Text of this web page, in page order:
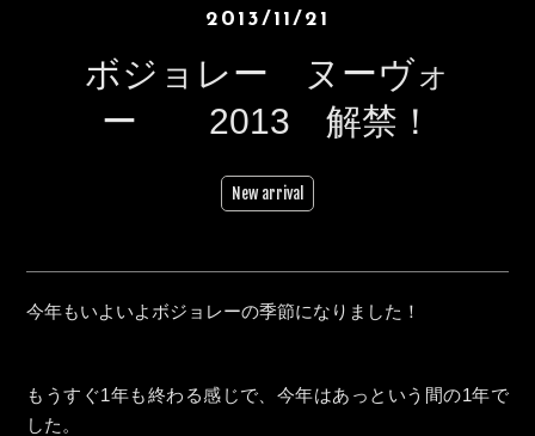
2013/11/21
ボジョレー ヌーヴォ
ー 2013 解禁！
New arrival
今年もいよいよボジョレーの季節になりました！
もうすぐ1年も終わる感じで、今年はあっという間の1年で
した。